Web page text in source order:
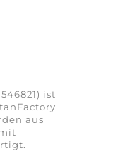
ist
aus